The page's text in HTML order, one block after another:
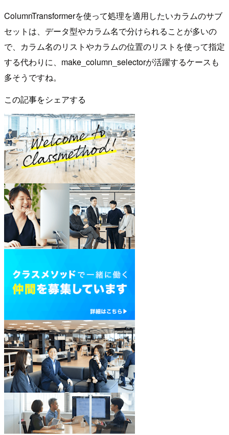
ColumnTransformerを使って処理を適用したいカラムのサブ
セットは、データ型やカラム名で分けられることが多いの
で、カラム名のリストやカラムの位置のリストを使って指定
する代わりに、make_column_selectorが活躍するケースも
多そうですね。
この記事をシェアする